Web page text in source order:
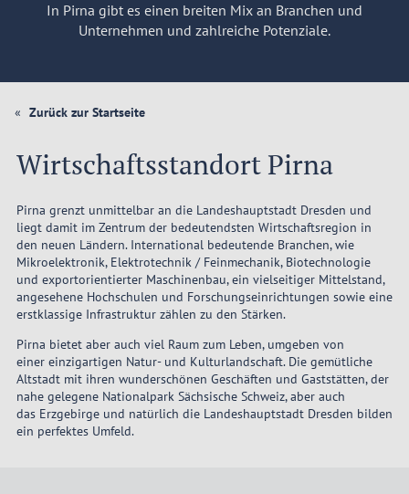
In Pirna gibt es einen breiten Mix an Branchen und
Unternehmen und zahlreiche Potenziale.
Zurück zur Startseite
Wirtschaftsstandort Pirna
Pirna grenzt unmittelbar an die Landeshauptstadt Dresden und
liegt damit im Zentrum der bedeutendsten Wirtschaftsregion in
den neuen Ländern. International bedeutende Branchen, wie
Mikroelektronik, Elektrotechnik / Feinmechanik, Biotechnologie
und exportorientierter Maschinenbau, ein vielseitiger Mittelstand,
angesehene Hochschulen und Forschungseinrichtungen sowie eine
erstklassige Infrastruktur zählen zu den Stärken.
Pirna bietet aber auch viel Raum zum Leben, umgeben von
einer einzigartigen Natur- und Kulturlandschaft. Die gemütliche
Altstadt mit ihren wunderschönen Geschäften und Gaststätten, der
nahe gelegene Nationalpark Sächsische Schweiz, aber auch
das Erzgebirge und natürlich die Landeshauptstadt Dresden bilden
ein perfektes Umfeld.